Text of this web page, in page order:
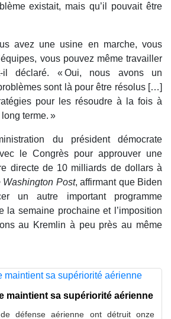
existait, mais qu’il pouvait être
avez une usine en marche, vous
vous pouvez même travailler
il déclaré. « Oui, nous avons un
sont là pour être résolus […]
pour les résoudre à la fois à
terme. »
du président démocrate
le Congrès pour approuver une
directe de 10 milliards de dollars à
Washington Post, affirmant que Biden
un autre important programme
la semaine prochaine et l’imposition
au Kremlin à peu près au même
maintient sa supériorité aérienne
défense aérienne ont détruit onze